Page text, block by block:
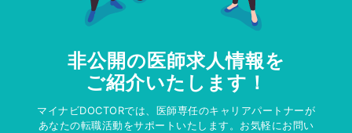
非公開の医師求人情報を
ご紹介いたします！
マイナビDOCTORでは、医師専任のキャリアパートナーが
あなたの転職活動をサポートいたします。お気軽にお問い